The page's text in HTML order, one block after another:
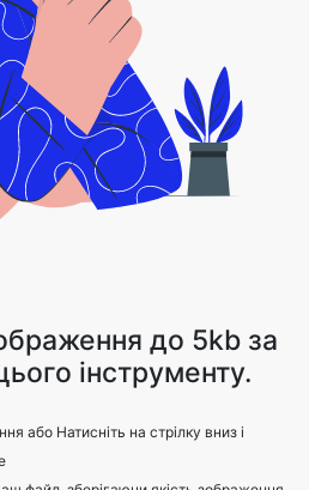
або Натисніть на стрілку вниз і
файл, зберігаючи якість зображення